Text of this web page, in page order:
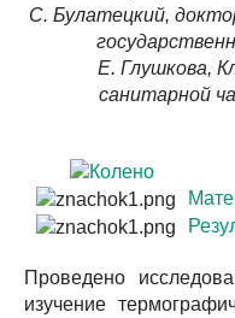
С. Булатецкий,
Е. Глушкова,
санитарной
Проведено
изучение